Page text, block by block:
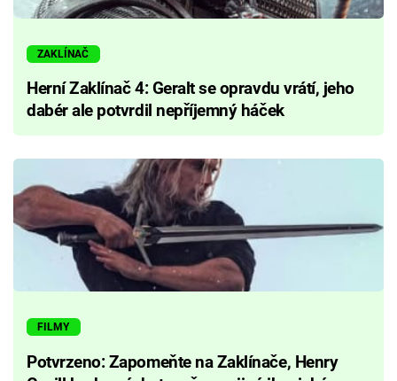
ZAKLÍNAČ
Herní Zaklínač 4: Geralt se opravdu vrátí, jeho
dabér ale potvrdil nepříjemný háček
FILMY
Potvrzeno: Zapomeňte na Zaklínače, Henry